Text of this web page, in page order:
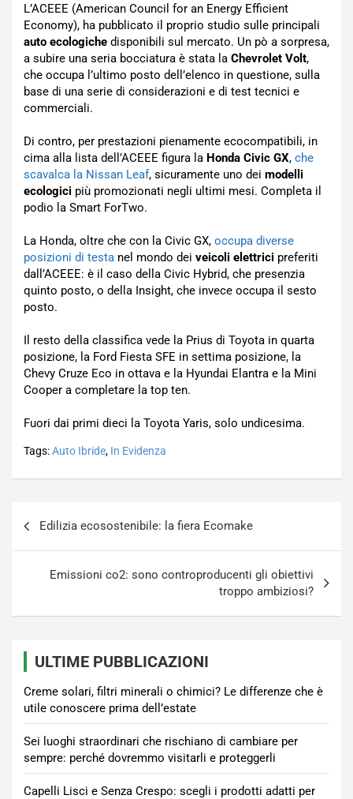
L’ACEEE (American Council for an Energy Efficient
Economy), ha pubblicato il proprio studio sulle principali
auto ecologiche disponibili sul mercato. Un pò a sorpresa,
a subire una seria bocciatura è stata la Chevrolet Volt,
che occupa l’ultimo posto dell’elenco in questione, sulla
base di una serie di considerazioni e di test tecnici e
commerciali.
Di contro, per prestazioni pienamente ecocompatibili, in
cima alla lista dell’ACEEE figura la Honda Civic GX, che
scavalca la Nissan Leaf, sicuramente uno dei modelli
ecologici più promozionati negli ultimi mesi. Completa il
podio la Smart ForTwo.
La Honda, oltre che con la Civic GX, occupa diverse
posizioni di testa nel mondo dei veicoli elettrici preferiti
dall’ACEEE: è il caso della Civic Hybrid, che presenzia
quinto posto, o della Insight, che invece occupa il sesto
posto.
Il resto della classifica vede la Prius di Toyota in quarta
posizione, la Ford Fiesta SFE in settima posizione, la
Chevy Cruze Eco in ottava e la Hyundai Elantra e la Mini
Cooper a completare la top ten.
Fuori dai primi dieci la Toyota Yaris, solo undicesima.
Tags:Auto Ibride, In Evidenza
Edilizia ecosostenibile: la fiera Ecomake
Emissioni co2: sono controproducenti gli obiettivi
troppo ambiziosi?
ULTIME PUBBLICAZIONI
Creme solari, filtri minerali o chimici? Le differenze che è
utile conoscere prima dell’estate
Sei luoghi straordinari che rischiano di cambiare per
sempre: perché dovremmo visitarli e proteggerli
Capelli Lisci e Senza Crespo: scegli i prodotti adatti per